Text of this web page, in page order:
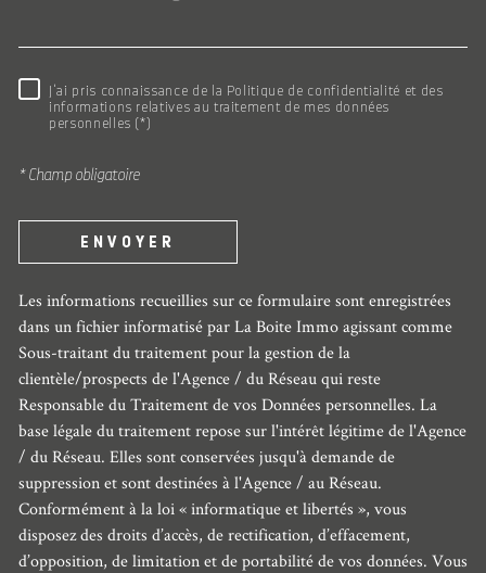
RÈGLEMENTATION
J'ai pris connaissance de la Politique de confidentialité et des
informations relatives au traitement de mes données
personnelles (*)
* Champ obligatoire
ENVOYER
Les informations recueillies sur ce formulaire sont enregistrées
dans un fichier informatisé par La Boite Immo agissant comme
Sous-traitant du traitement pour la gestion de la
clientèle/prospects de l'Agence / du Réseau qui reste
Responsable du Traitement de vos Données personnelles. La
base légale du traitement repose sur l'intérêt légitime de l'Agence
/ du Réseau. Elles sont conservées jusqu'à demande de
suppression et sont destinées à l'Agence / au Réseau.
Conformément à la loi « informatique et libertés », vous
disposez des droits d’accès, de rectification, d’effacement,
d’opposition, de limitation et de portabilité de vos données. Vous